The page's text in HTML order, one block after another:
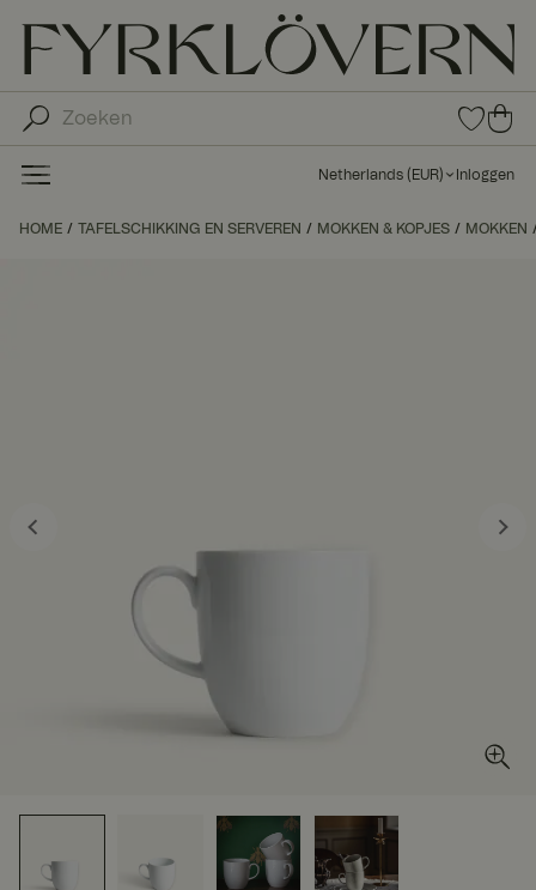
0
ite
in
ten
0
ite
ms
uw
Netherlands ( EUR) Inloggen
HOME TAFELSCHIKKING EN SERVEREN MOKKEN & KOPJES MOKKEN